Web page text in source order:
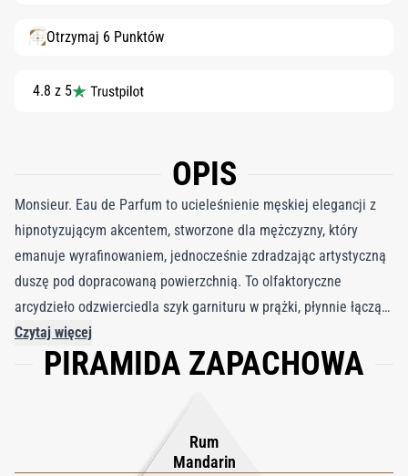
Otrzymaj 6 Punktów
4.8 z 5
OPIS
Monsieur. Eau de Parfum to ucieleśnienie męskiej elegancji z
hipnotyzującym akcentem, stworzone dla mężczyzny, który
emanuje wyrafinowaniem, jednocześnie zdradzając artystyczną
duszę pod dopracowaną powierzchnią. To olfaktoryczne
arcydzieło odzwierciedla szyk garnituru w prążki, płynnie łącząc
tradycję ze współczesnym urokiem. W jego sercu znajduje się
ciemna, dopasowana elegancja paczuli, wzbogacona
nocy w kameralnych, przyciemnionych wnętrzach. Kompozycja
pogłębia się dzięki bazie z cedru, zamszu i kadzidła, oferując
Czytaj więcej
PIRAMIDA ZAPACHOWA
Rum
Mandarin